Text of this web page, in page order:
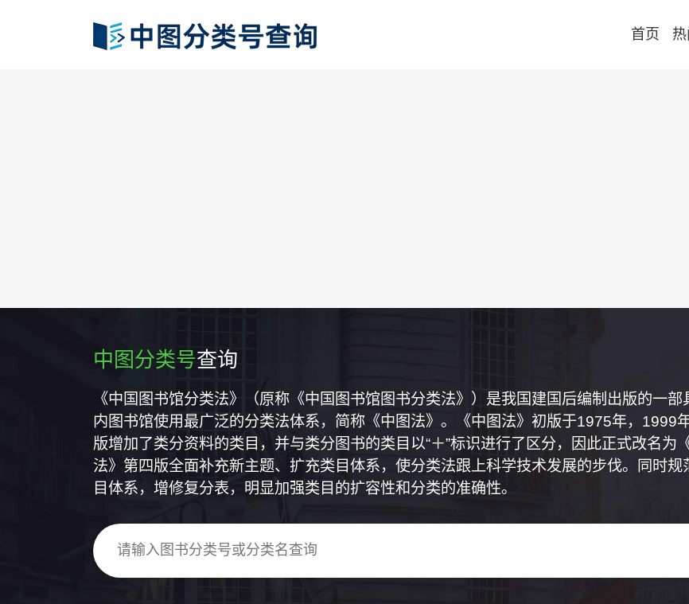
首页
中图分类号查询
《中国图书馆分类法》（原称《中国图书馆图书分类法》）是我国建国后编制出版的一
内图书馆使用最广泛的分类法体系，简称《中图法》。《中图法》初版于1975年，1999
版增加了类分资料的类目，并与类分图书的类目以“＋”标识进行了区分，因此正式改名为
法》第四版全面补充新主题、扩充类目体系，使分类法跟上科学技术发展的步伐。同时
目体系，增修复分表，明显加强类目的扩容性和分类的准确性。